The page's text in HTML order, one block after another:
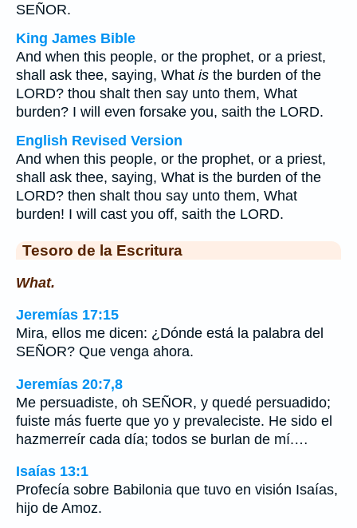
SEÑOR.
King James Bible
And when this people, or the prophet, or a priest,
shall ask thee, saying, What is the burden of the
LORD? thou shalt then say unto them, What
burden? I will even forsake you, saith the LORD.
English Revised Version
And when this people, or the prophet, or a priest,
shall ask thee, saying, What is the burden of the
LORD? then shalt thou say unto them, What
burden! I will cast you off, saith the LORD.
Tesoro de la Escritura
What.
Jeremías 17:15
Mira, ellos me dicen: ¿Dónde está la palabra del
SEÑOR? Que venga ahora.
Jeremías 20:7,8
Me persuadiste, oh SEÑOR, y quedé persuadido;
fuiste más fuerte que yo y prevaleciste. He sido el
hazmerreír cada día; todos se burlan de mí.…
Isaías 13:1
Profecía sobre Babilonia que tuvo en visión Isaías,
hijo de Amoz.